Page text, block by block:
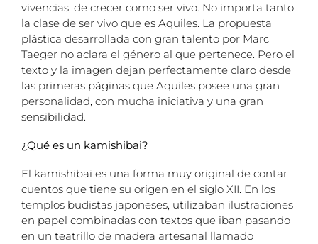
vivencias, de crecer como ser vivo. No importa tanto
la clase de ser vivo que es Aquiles. La propuesta
plástica desarrollada con gran talento por Marc
Taeger no aclara el género al que pertenece. Pero el
texto y la imagen dejan perfectamente claro desde
las primeras páginas que Aquiles posee una gran
personalidad, con mucha iniciativa y una gran
sensibilidad.
¿Qué es un kamishibai?
El kamishibai es una forma muy original de contar
cuentos que tiene su origen en el siglo XII. En los
templos budistas japoneses, utilizaban ilustraciones
en papel combinadas con textos que iban pasando
en un teatrillo de madera artesanal llamado